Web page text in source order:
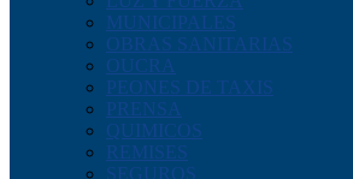
MUNICIPALES
OBRAS SANITARIAS
OUCRA
PEONES DE TAXIS
PRENSA
QUIMICOS
REMISES
SEGUROS